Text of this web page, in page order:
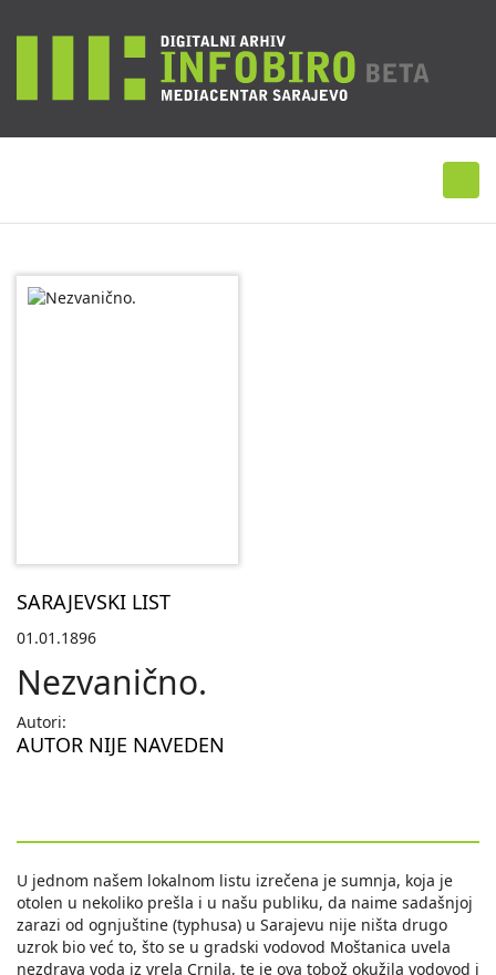
SARAJEVSKI LIST
01.01.1896
Nezvanično.
Autori:
AUTOR NIJE NAVEDEN
U jednom našem lokalnom listu izrečena je sumnja, koja je
otolen u nekoliko prešla i u našu publiku, da naime sadašnjoj
zarazi od ognjuštine (typhusa) u Sarajevu nije ništa drugo
uzrok bio već to, što se u gradski vodovod Moštanica uvela
nezdrava voda iz vrela Crnila, te je ova tobož okužila vodovod i